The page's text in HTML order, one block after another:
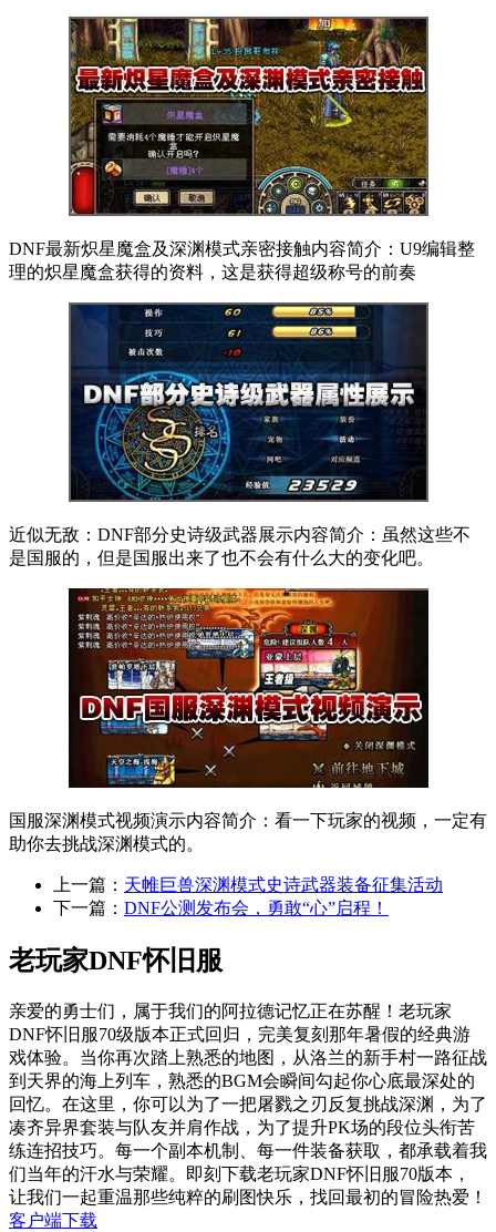
DNF最新炽星魔盒及深渊模式亲密接触内容简介：U9编辑整
理的炽星魔盒获得的资料，这是获得超级称号的前奏
近似无敌：DNF部分史诗级武器展示内容简介：虽然这些不
是国服的，但是国服出来了也不会有什么大的变化吧。
国服深渊模式视频演示内容简介：看一下玩家的视频，一定有
助你去挑战深渊模式的。
上一篇：
天帷巨兽深渊模式史诗武器装备征集活动
下一篇： DNF公测发布会，勇敢“心”启程！
老玩家DNF怀旧服
亲爱的勇士们，属于我们的阿拉德记忆正在苏醒！老玩家
DNF怀旧服70级版本正式回归，完美复刻那年暑假的经典游
戏体验。当你再次踏上熟悉的地图，从洛兰的新手村一路征战
到天界的海上列车，熟悉的BGM会瞬间勾起你心底最深处的
回忆。在这里，你可以为了一把屠戮之刃反复挑战深渊，为了
凑齐异界套装与队友并肩作战，为了提升PK场的段位头衔苦
练连招技巧。每一个副本机制、每一件装备获取，都承载着我
们当年的汗水与荣耀。即刻下载老玩家DNF怀旧服70版本，
让我们一起重温那些纯粹的刷图快乐，找回最初的冒险热爱！
客户端下载